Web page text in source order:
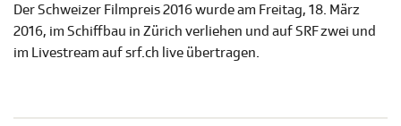
Der Schweizer Filmpreis 2016 wurde am Freitag, 18. März
2016, im Schiffbau in Zürich verliehen und auf SRF zwei und
im Livestream auf srf.ch live übertragen.